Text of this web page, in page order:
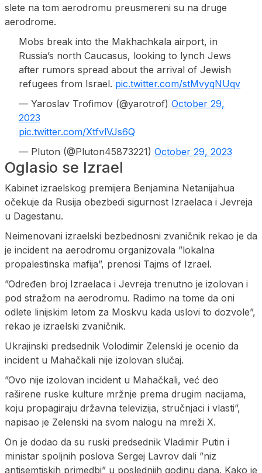
slete na tom aerodromu preusmereni su na druge
aerodrome.
Mobs break into the Makhachkala airport, in
Russia’s north Caucasus, looking to lynch Jews
after rumors spread about the arrival of Jewish
refugees from Israel. pic.twitter.com/stMvyqNUqv
— Yaroslav Trofimov (@yarotrof) October 29,
2023
pic.twitter.com/XtfvlVJs6Q
— Pluton (@Pluton45873221) October 29, 2023
Oglasio se Izrael
Kabinet izraelskog premijera Benjamina Netanijahua
očekuje da Rusija obezbedi sigurnost Izraelaca i Jevreja
u Dagestanu.
Neimenovani izraelski bezbednosni zvaničnik rekao je da
je incident na aerodromu organizovala ”lokalna
propalestinska mafija”, prenosi Tajms of Izrael.
”Određen broj Izraelaca i Jevreja trenutno je izolovan i
pod stražom na aerodromu. Radimo na tome da oni
odlete linijskim letom za Moskvu kada uslovi to dozvole”,
rekao je izraelski zvaničnik.
Ukrajinski predsednik Volodimir Zelenski je ocenio da
incident u Mahačkali nije izolovan slučaj.
”Ovo nije izolovan incident u Mahačkali, već deo
raširene ruske kulture mržnje prema drugim nacijama,
koju propagiraju državna televizija, stručnjaci i vlasti”,
napisao je Zelenski na svom nalogu na mreži X.
On je dodao da su ruski predsednik Vladimir Putin i
ministar spoljnih poslova Sergej Lavrov dali ”niz
antisemtiskih primedbi” u poslednjih godinu dana. Kako je